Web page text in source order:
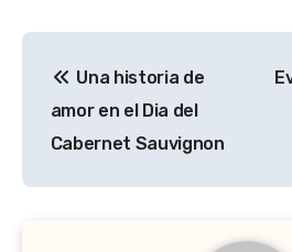
de
entradas
Una historia de
amor en el Dia del
Cabernet Sauvignon